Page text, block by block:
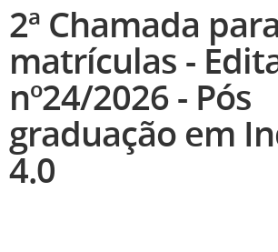
2ª Chamada para
matrículas -
nº24/2026 - Pós
graduação em
4.0